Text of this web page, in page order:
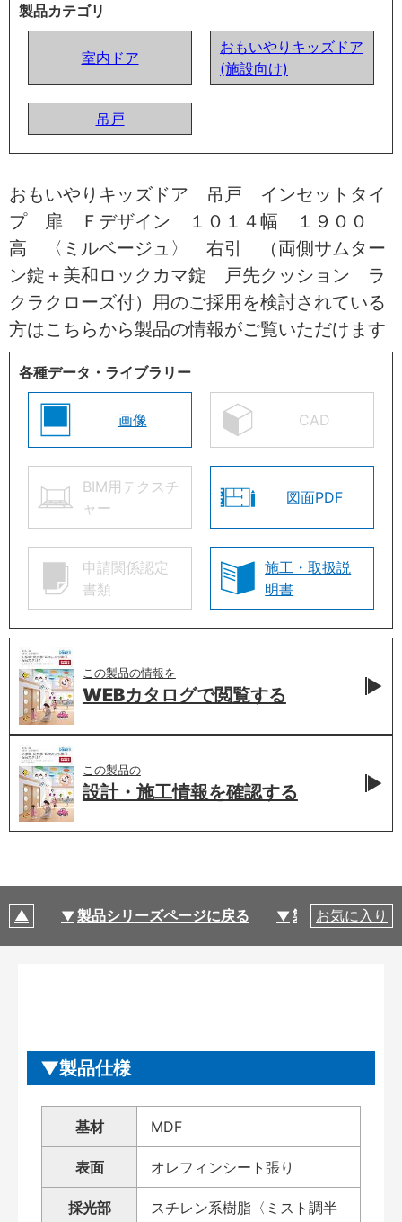
製品カテゴリ
室内ドア
おもいやりキッズドア
(施設向け)
吊戸
おもいやりキッズドア 吊戸 インセットタイ
プ 扉 Ｆデザイン １０１４幅 １９００
高 〈ミルベージュ〉 右引 （両側サムター
ン錠＋美和ロックカマ錠 戸先クッション ラ
クラクローズ付）用のご採用を検討されている
方はこちらから製品の情報がご覧いただけます
各種データ・ライブラリー
画像 CAD
BIM用テクスチ
ャー
図面PDF
申請関係認定
書類
施工・取扱説
明書
この製品の情報を
WEBカタログで閲覧する
この製品の
設計・施工情報を確認する
製品シリーズページに戻る 製品仕様
お気に入り
製品仕様
基材 MDF
表面 オレフィンシート張り
採光部
スチレン系樹脂〈ミスト調半